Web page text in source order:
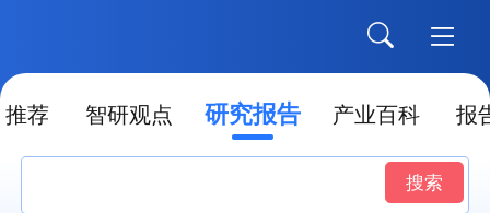
推荐 智研观点 研究报告 产业百科 报
搜索